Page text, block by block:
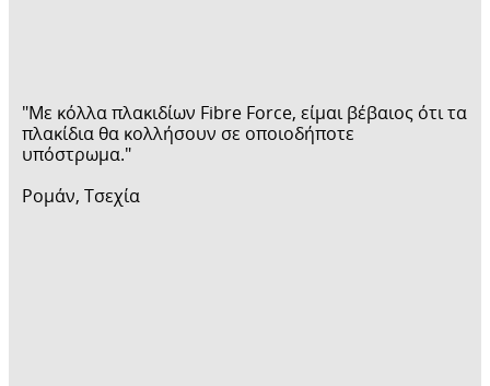
"Με κόλλα πλακιδίων Fibre Force, είμαι βέβαιος ότι τα
πλακίδια θα κολλήσουν σε οποιοδήποτε
υπόστρωμα."
Ρομάν, Τσεχία